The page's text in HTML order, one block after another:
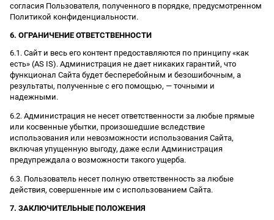
согласия Пользователя, полученного в порядке, предусмотренном
Политикой конфиденциальности.
6. ОГРАНИЧЕНИЕ ОТВЕТСТВЕННОСТИ
6.1. Сайт и весь его контент предоставляются по принципу «как
есть» (AS IS). Администрация не дает никаких гарантий, что
функционал Сайта будет бесперебойным и безошибочным, а
результаты, полученные с его помощью, — точными и
надежными.
6.2. Администрация не несет ответственности за любые прямые
или косвенные убытки, произошедшие вследствие
использования или невозможности использования Сайта,
включая упущенную выгоду, даже если Администрация
предупреждала о возможности такого ущерба.
6.3. Пользователь несет полную ответственность за любые
действия, совершенные им с использованием Сайта.
7. ЗАКЛЮЧИТЕЛЬНЫЕ ПОЛОЖЕНИЯ